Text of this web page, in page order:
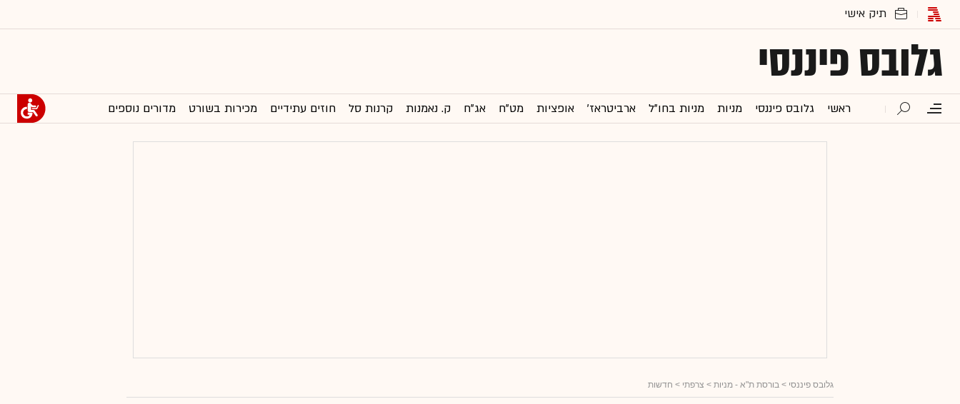
גלובס פיננסי
ראשי גלובס פיננסי מניות מניות בחו"ל ארביטראז' אופציות מט"ח אג"ח ק. נאמנות קרנות סל חוזים עתידיים מכירות בשורט מדורים נוספים
גלובס פיננסי > בורסת ת"א - מניות > צרפתי > חדשות